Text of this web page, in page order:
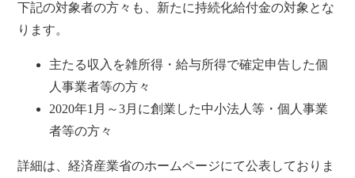
下記の対象者の方々も、新たに持続化給付金の対象とな
ります。
主たる収入を雑所得・給与所得で確定申告した個
人事業者等の方々
2020年1月～3月に創業した中小法人等・個人事業
者等の方々
詳細は、経済産業省のホームページにて公表しておりま